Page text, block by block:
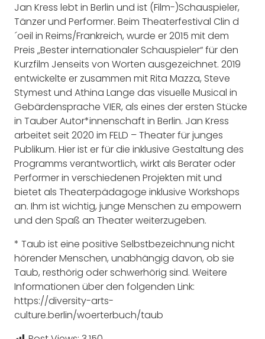
Jan Kress lebt in Berlin und ist (Film-)Schauspieler,
Tänzer und Performer. Beim Theaterfestival Clin d
´oeil in Reims/Frankreich, wurde er 2015 mit dem
Preis „Bester internationaler Schauspieler“ für den
Kurzfilm Jenseits von Worten ausgezeichnet. 2019
entwickelte er zusammen mit Rita Mazza, Steve
Stymest und Athina Lange das visuelle Musical in
Gebärdensprache VIER, als eines der ersten Stücke
in Tauber Autor*innenschaft in Berlin. Jan Kress
arbeitet seit 2020 im FELD – Theater für junges
Publikum. Hier ist er für die inklusive Gestaltung des
Programms verantwortlich, wirkt als Berater oder
Performer in verschiedenen Projekten mit und
bietet als Theaterpädagoge inklusive Workshops
an. Ihm ist wichtig, junge Menschen zu empowern
und den Spaß an Theater weiterzugeben.
* Taub ist eine positive Selbstbezeichnung nicht
hörender Menschen, unabhängig davon, ob sie
Taub, resthörig oder schwerhörig sind. Weitere
Informationen über den folgenden Link:
https://diversity-arts-
culture.berlin/woerterbuch/taub